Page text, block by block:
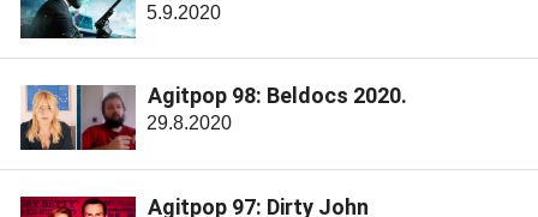
5.9.2020
Agitpop 98: Beldocs 2020.
29.8.2020
Agitpop 97: Dirty John